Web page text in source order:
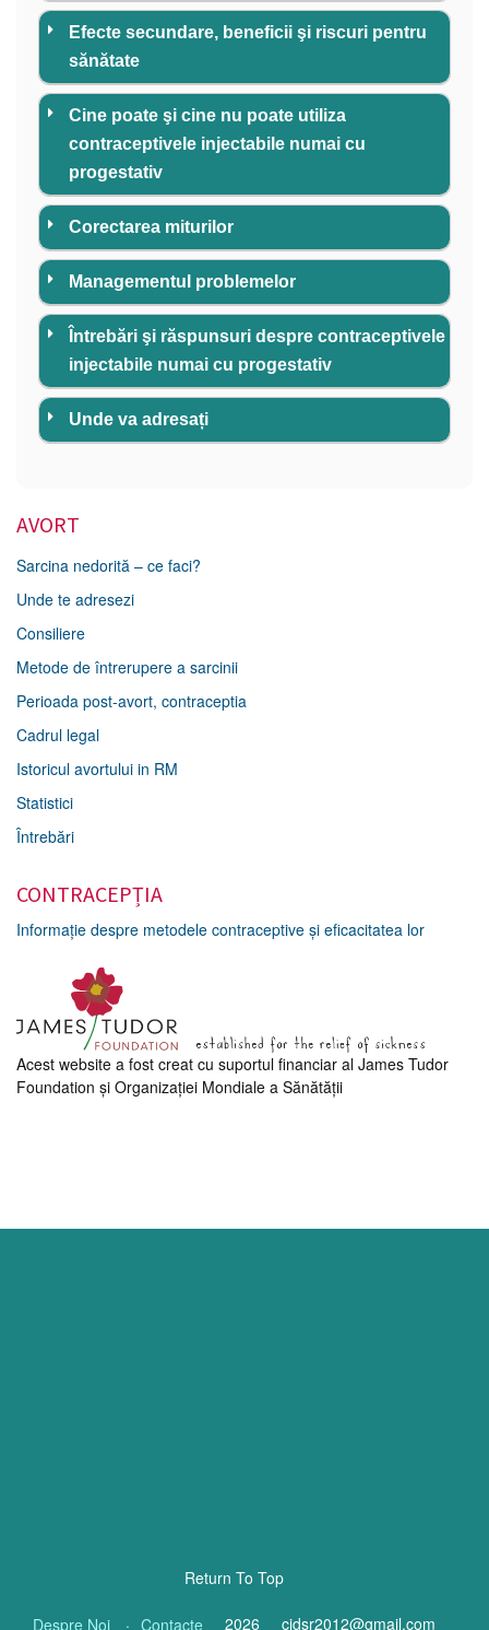
Efecte secundare, beneficii şi riscuri pentru
sănătate
Cine poate şi cine nu poate utiliza
contraceptivele injectabile numai cu
progestativ
Corectarea miturilor
Managementul problemelor
Întrebări şi răspunsuri despre contraceptivele
injectabile numai cu progestativ
Unde va adresați
cidsr2012@gmail.com
AVORT
Sarcina nedorită – ce faci?
Unde te adresezi
Consiliere
Metode de întrerupere a sarcinii
Perioada post-avort, contraceptia
Cadrul legal
Istoricul avortului in RM
Statistici
Întrebări
CONTRACEPȚIA
Informație despre metodele contraceptive și eficacitatea lor
Acest website a fost creat cu suportul financiar al James Tudor
Foundation şi Organizaţiei Mondiale a Sănătăţii
Return To Top
Despre Noi Contacte 2026 cidsr2012@gmail.com